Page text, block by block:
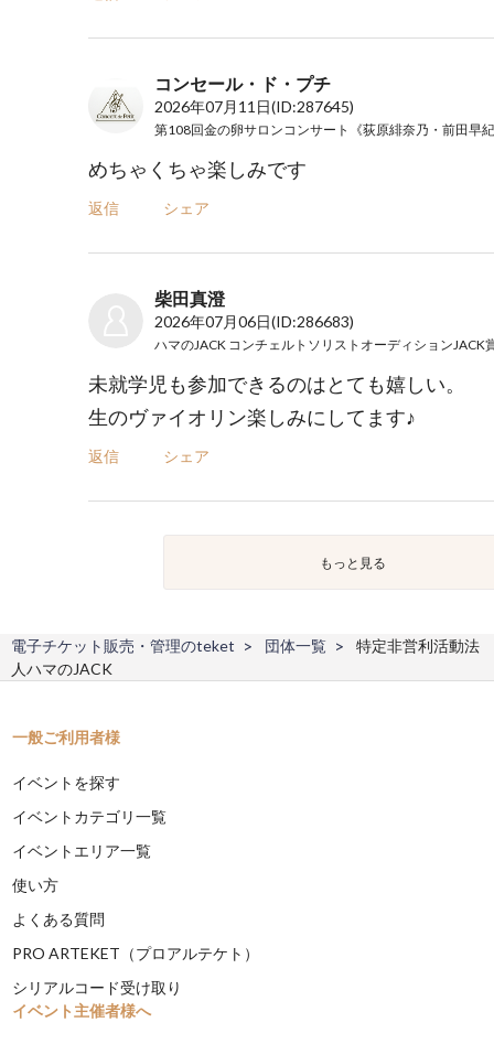
コンセール・ド・プチ
2026年07月11日(ID:287645)
第108回金の卵サロンコンサート《荻原緋奈乃・前田早
めちゃくちゃ楽しみです
返信 シェア
柴田真澄
2026年07月06日(ID:286683)
未就学児も参加できるのはとても嬉しい。
生のヴァイオリン楽しみにしてます♪
返信 シェア
もっと見る
電子チケット販売・管理のteket 団体一覧
特定非営利活動法
人ハマのJACK
一般ご利用者様
イベントを探す
イベントカテゴリ一覧
イベントエリア一覧
使い方
よくある質問
PRO ARTEKET（プロアルテケト）
シリアルコード受け取り
イベント主催者様へ